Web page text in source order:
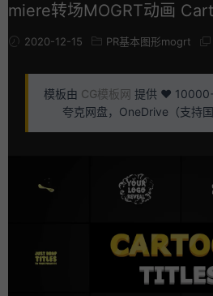
miere转场MOGRT动画
2020-12-15 PR基本图形mogrt
模板由 CG模板网 提供 ❤️ 10000+
夸克网盘，OneDrive（支持